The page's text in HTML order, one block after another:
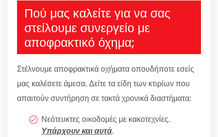
Πού μας καλείτε για να σας
στείλουμε συνεργείο με
αποφρακτικό όχημα;
Στέλνουμε αποφρακτικά οχήματα οπουδήποτε εσείς
μας καλέσετε άμεσα. Δείτε τα είδη των κτιρίων που
απαιτούν συντήρηση σε τακτά χρονικά διαστήματα:
Νεότευκτες οικοδομές με κακοτεχνίες.
Υπάρχουν και αυτά.